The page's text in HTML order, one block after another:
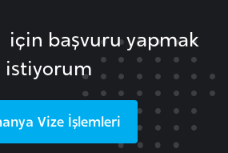
için başvuru yapmak
istiyorum
Vize İşlemleri